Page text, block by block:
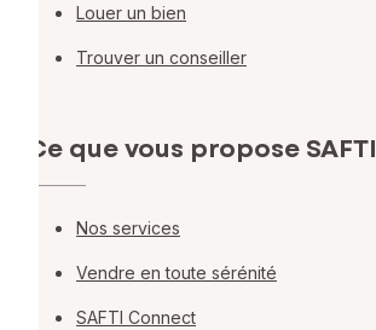
Louer un bien
Trouver un conseiller
Ce que vous propose SAFTI
Nos services
Vendre en toute sérénité
SAFTI Connect